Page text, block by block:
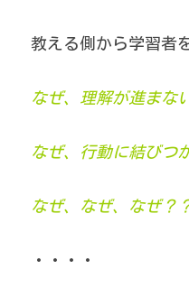
教える側から学習者
なぜ、理解が進まな
なぜ、行動に結びつ
なぜ、なぜ、なぜ？
・・・・